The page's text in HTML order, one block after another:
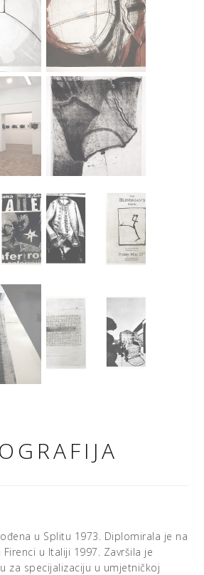
u Splitu 1973. Diplomirala je na
u Italiji 1997. Završila je
za specijalizaciju u umjetničkoj